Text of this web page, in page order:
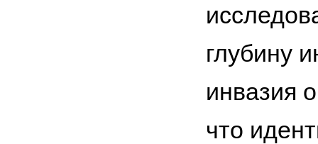
глубину
инвазия
что